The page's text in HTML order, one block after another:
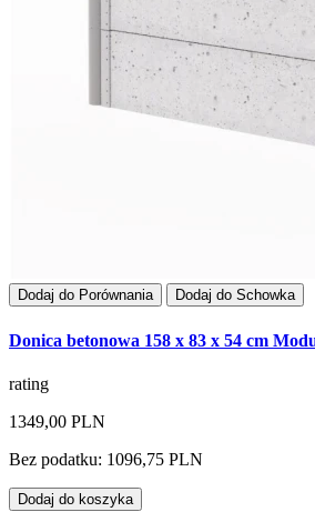
Dodaj do Porównania Dodaj do Schowka
Donica betonowa 158 x 83 x 54 cm
rating
1349,00 PLN
Bez podatku: 1096,75 PLN
Dodaj do koszyka